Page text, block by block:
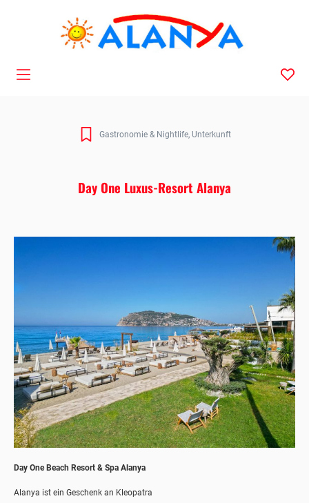
Gastronomie & Nightlife Unterkunft
Day One Luxus-Resort Alanya
Day One Beach Resort & Spa Alanya
Alanya ist ein Geschenk an Kleopatra